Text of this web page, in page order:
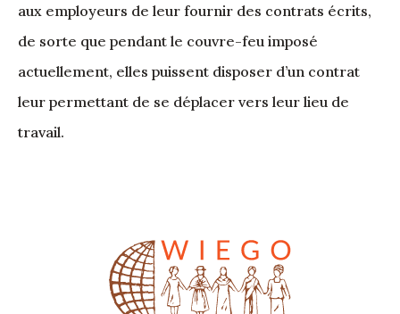
aux employeurs de leur fournir des contrats écrits,
de sorte que pendant le couvre-feu imposé
actuellement, elles puissent disposer d’un contrat
leur permettant de se déplacer vers leur lieu de
travail.